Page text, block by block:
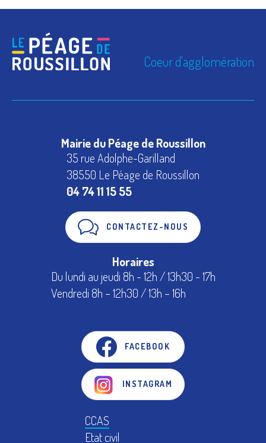
Coeur d'agglomération
Mairie du Péage de Roussillon
35 rue Adolphe-Garilland
38550 Le Péage de Roussillon
04 74 11 15 55
CONTACTEZ-NOUS
Horaires
Du lundi au jeudi 8h - 12h / 13h30 - 17h
Vendredi 8h – 12h30 / 13h – 16h
FACEBOOK
INSTAGRAM
CCAS
Etat civil